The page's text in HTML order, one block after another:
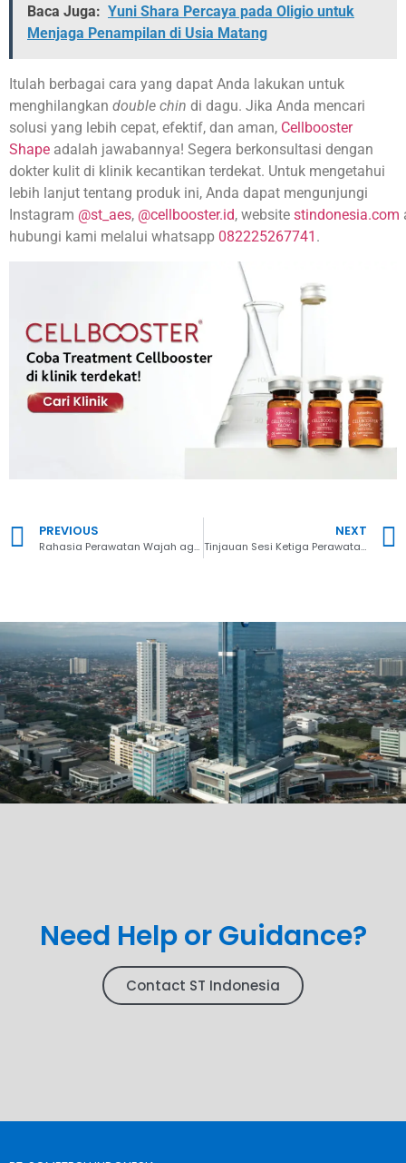
Baca Juga: Yuni Shara Percaya pada Oligio untuk
Menjaga Penampilan di Usia Matang
Itulah berbagai cara yang dapat Anda lakukan untuk
menghilangkan double chin di dagu. Jika Anda mencari
solusi yang lebih cepat, efektif, dan aman, Cellbooster
Shape adalah jawabannya! Segera berkonsultasi dengan
dokter kulit di klinik kecantikan terdekat. Untuk mengetahui
lebih lanjut tentang produk ini, Anda dapat mengunjungi
Instagram @st_aes, @cellbooster.id, website stindonesia.com
hubungi kami melalui whatsapp 082225267741 .
PREVIOUS
Rahasia Perawatan Wajah agar Awet Muda yang Wajib Anda Ketahui!
NEXT
Tinjauan Sesi Ketiga Perawatan Kulit Kepala dengan ARCHE
Need Help or Guidance?
Contact ST Indonesia